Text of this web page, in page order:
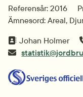
Referensår: 2016
Ämnesord: Areal,
Johan Holmer